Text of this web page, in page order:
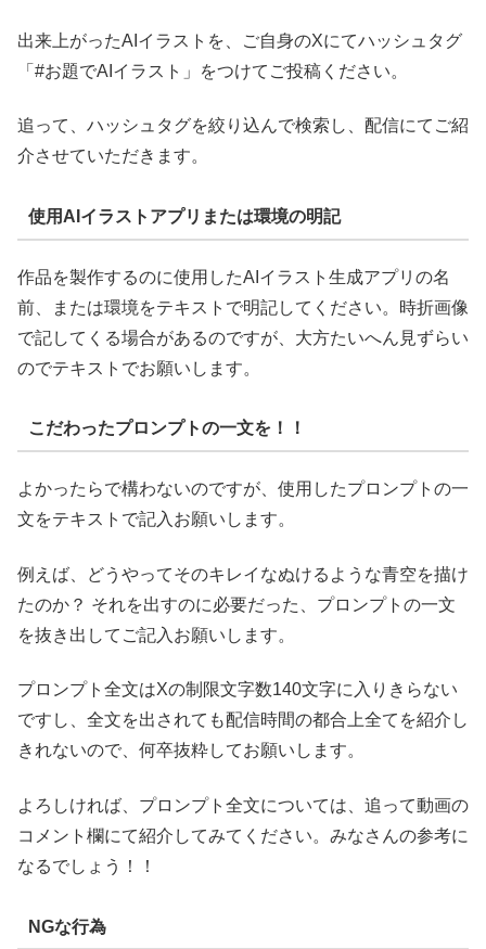
出来上がったAIイラストを、ご自身のXにてハッシュタグ
「#お題でAIイラスト」をつけてご投稿ください。
追って、ハッシュタグを絞り込んで検索し、配信にてご紹
介させていただきます。
使用AIイラストアプリまたは環境の明記
作品を製作するのに使用したAIイラスト生成アプリの名
前、または環境をテキストで明記してください。時折画像
で記してくる場合があるのですが、大方たいへん見ずらい
のでテキストでお願いします。
こだわったプロンプトの一文を！！
よかったらで構わないのですが、使用したプロンプトの一
文をテキストで記入お願いします。
例えば、どうやってそのキレイなぬけるような青空を描け
たのか？ それを出すのに必要だった、プロンプトの一文
を抜き出してご記入お願いします。
プロンプト全文はXの制限文字数140文字に入りきらない
ですし、全文を出されても配信時間の都合上全てを紹介し
きれないので、何卒抜粋してお願いします。
よろしければ、プロンプト全文については、追って動画の
コメント欄にて紹介してみてください。みなさんの参考に
なるでしょう！！
NGな行為